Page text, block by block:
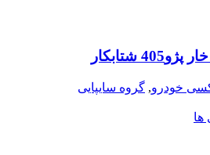
خودرو, گروه سایپایی
ها